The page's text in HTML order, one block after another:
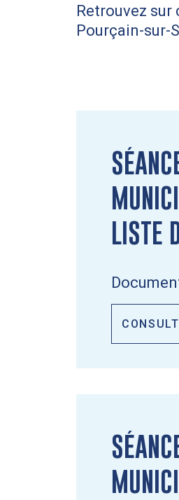
Retrouvez
Pourçain-sur-
LISTE